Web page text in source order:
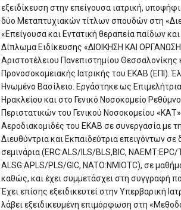
εξειδίκευση στην επείγουσα ιατρική,
δύο Μεταπτυχιακών τίτλων σπουδών στη
«Επείγουσα και Εντατική θεραπεία παίδων
Δίπλωμα Ειδίκευσης «ΔΙΟΙΚΗΣΗ ΚΑΙ
Αριστοτέλειου Πανεπιστημίου
Προνοσοκομειακής Ιατρικής του ΕΚΑΒ (ΕΠΙ).
Ηνωμένο Βασίλειο. Εργάστηκε ως
Ηρακλείου και στο Γενικό Νοσοκομείο
Περιστατικών του Γενικού Νοσοκομείου
Αεροδιακομιδές του ΕΚΑΒ σε συνεργασία με
Διευθύντρια και Εκπαιδεύτρια επειγόντων
σεμινάρια (ERC:ALS/ILS/BLS,BIC,
ALSG:APLS/PLS/GIC, NATO:NMIOTC), σε
καθώς, και έχει συμμετάσχει στη συγγραφή
Έχει επίσης εξειδικευτεί στην Υπερβαρική
λάβει εξειδικευμένη επιμόρφωση στη